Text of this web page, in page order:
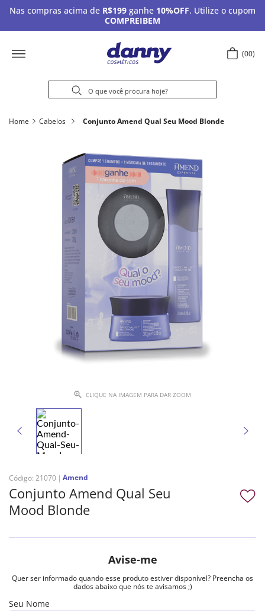
Nas compras acima de R$199 ganhe 10%OFF. Utilize o cupom
COMPREIBEM
00
Home Cabelos Conjunto Amend Qual Seu Mood Blonde
CLIQUE NA IMAGEM PARA DAR ZOOM
Código: 21070 Amend
Conjunto Amend Qual Seu
Mood Blonde